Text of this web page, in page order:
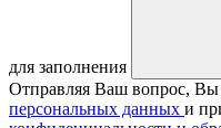
для заполнения
Отправляя Ваш вопрос, Вы
персональных данных и